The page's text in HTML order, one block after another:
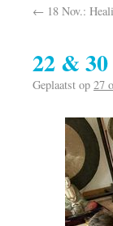
← 18 Nov.:
22 &
Geplaatst op 27